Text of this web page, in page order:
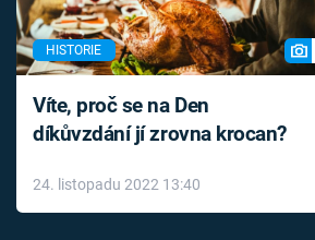
HISTORIE
Víte, proč se na Den
díkůvzdání jí zrovna krocan?
24. listopadu 2022 13:40